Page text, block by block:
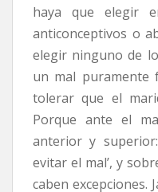
haya que elegir
anticonceptivos o
elegir ninguno de
un mal puramente
tolerar que el
Porque ante el
anterior y
evitar el mal’, y
caben excepciones.